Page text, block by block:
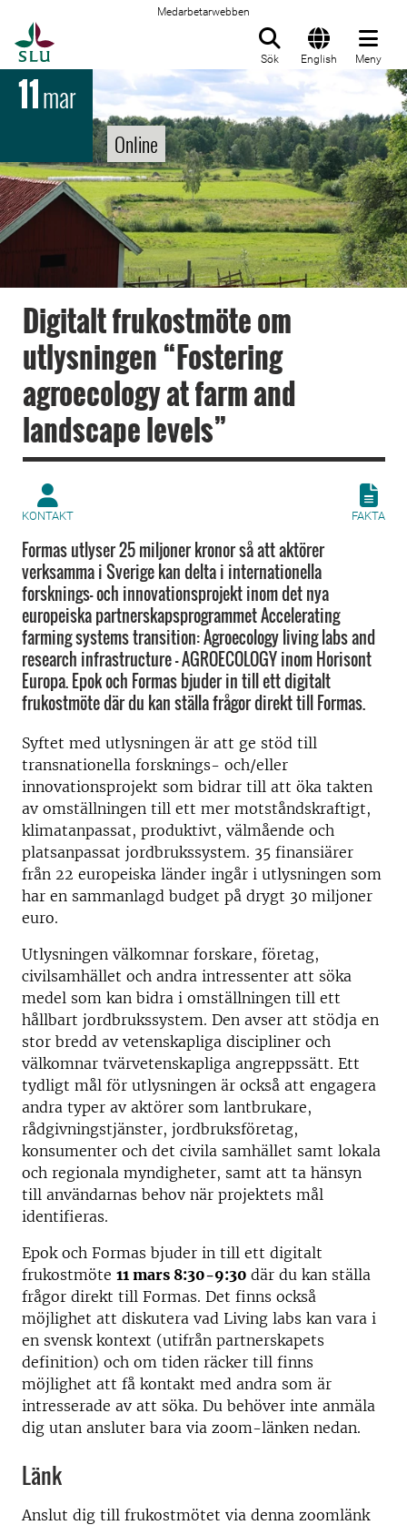
Medarbetarwebben
Sök English Meny
11mar
Online
Digitalt frukostmöte om
utlysningen “Fostering
agroecology at farm and
landscape levels”
KONTAKT FAKTA
Formas utlyser 25 miljoner kronor så att aktörer
verksamma i Sverige kan delta i internationella
forsknings- och innovationsprojekt inom det nya
europeiska partnerskapsprogrammet Accelerating
farming systems transition: Agroecology living labs and
research infrastructure – AGROECOLOGY inom Horisont
Europa. Epok och Formas bjuder in till ett digitalt
frukostmöte där du kan ställa frågor direkt till Formas.
Syftet med utlysningen är att ge stöd till
transnationella forsknings- och/eller
innovationsprojekt som bidrar till att öka takten
av omställningen till ett mer motståndskraftigt,
klimatanpassat, produktivt, välmående och
platsanpassat jordbrukssystem. 35 finansiärer
från 22 europeiska länder ingår i utlysningen som
har en sammanlagd budget på drygt 30 miljoner
euro.
Utlysningen välkomnar forskare, företag,
civilsamhället och andra intressenter att söka
medel som kan bidra i omställningen till ett
hållbart jordbrukssystem. Den avser att stödja en
stor bredd av vetenskapliga discipliner och
välkomnar tvärvetenskapliga angreppssätt. Ett
tydligt mål för utlysningen är också att engagera
andra typer av aktörer som lantbrukare,
rådgivningstjänster, jordbruksföretag,
konsumenter och det civila samhället samt lokala
och regionala myndigheter, samt att ta hänsyn
till användarnas behov när projektets mål
identifieras.
Epok och Formas bjuder in till ett digitalt
frukostmöte 11 mars 8:30-9:30 där du kan ställa
frågor direkt till Formas. Det finns också
möjlighet att diskutera vad Living labs kan vara i
en svensk kontext (utifrån partnerskapets
definition) och om tiden räcker till finns
möjlighet att få kontakt med andra som är
intresserade av att söka. Du behöver inte anmäla
dig utan ansluter bara via zoom-länken nedan.
Länk
Anslut dig till frukostmötet via denna zoomlänk